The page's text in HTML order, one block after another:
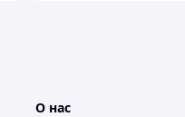
О нас